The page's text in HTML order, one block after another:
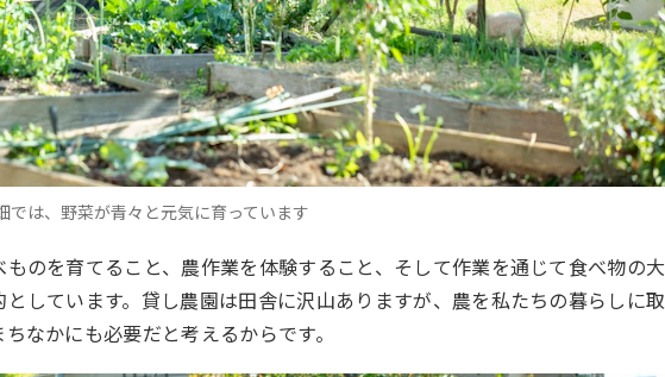
では、野菜が青々と元気に育っています
のを育てること、農作業を体験すること、そして作業を通じて食べ物の大
しています。貸し農園は田舎に沢山ありますが、農を私たちの暮らしに取
なかにも必要だと考えるからです。